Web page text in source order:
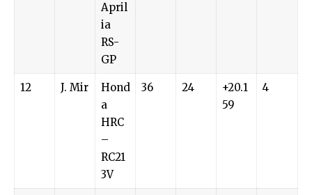
April
ia
RS-
GP
12 J. Mir
Hond
a
HRC
–
RC21
3V
36 24
+20.1
59
4